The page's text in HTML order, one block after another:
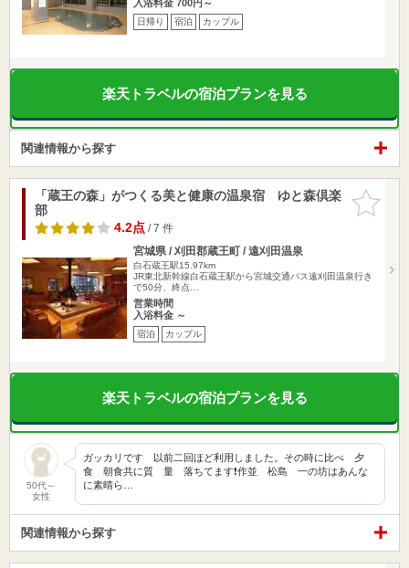
入浴料金 700円～
日帰り 宿泊 カップル
楽天トラベルの宿泊プランを見る
関連情報から探す
お気に入
りに追加
「蔵王の森」がつくる美と健康の温泉宿 ゆと森倶楽
部
4.2点/ 7 件
宮城県 / 刈田郡蔵王町 / 遠刈田温泉
白石蔵王駅15.97km
JR東北新幹線白石蔵王駅から宮城交通バス遠刈田温泉行き
で50分、終点…
営業時間
入浴料金 ～
宿泊 カップル
楽天トラベルの宿泊プランを見る
50代～
女性
ガッカリです 以前二回ほど利用しました。その時に比べ 夕
食 朝食共に質 量 落ちてます❗作並 松島 一の坊はあんな
に素晴ら…
関連情報から探す